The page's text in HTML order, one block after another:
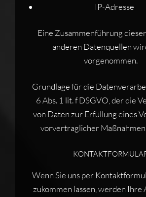
IP-Adresse
Eine Zusammenführung
anderen Datenquellen
vorgenommen.
Grundlage für die
6 Abs. 1 lit. f DSGVO, der die
von Daten zur Erfüllung eines
vorvertraglicher
Wenn Sie uns per
zukommen lassen, werden Ihre